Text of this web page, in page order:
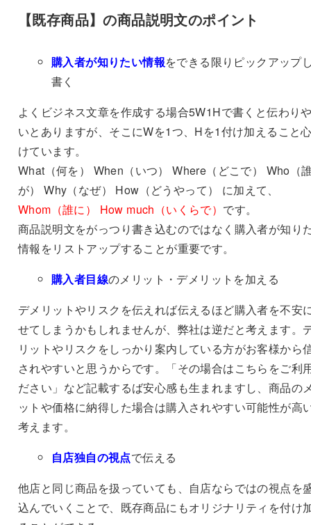
【既存商品】の商品説明文のポイント
購入者が知りたい情報をできる限りピックアップ
書く
よくビジネス文章を作成する場合5W1Hで書くと伝わり
いとありますが、そこにWを1つ、Hを1付け加えること
けています。
What（何を） When（いつ） Where（どこで） Who（
が） Why（なぜ） How（どうやって） に加えて、
Whom（誰に） How much（いくらで） です。
商品説明文をがっつり書き込むのではなく購入者が知り
情報をリストアップすることが重要です。
購入者目線のメリット・デメリットを加える
デメリットやリスクを伝えれば伝えるほど購入者を不安
せてしまうかもしれませんが、弊社は逆だと考えます。
リットやリスクをしっかり案内している方がお客様から
されやすいと思うからです。「その場合はこちらをご利
ださい」など記載するば安心感も生まれますし、商品の
ットや価格に納得した場合は購入されやすい可能性が高
考えます。
自店独自の視点で伝える
他店と同じ商品を扱っていても、自店ならではの視点を
込んでいくことで、既存商品にもオリジナリティを付け